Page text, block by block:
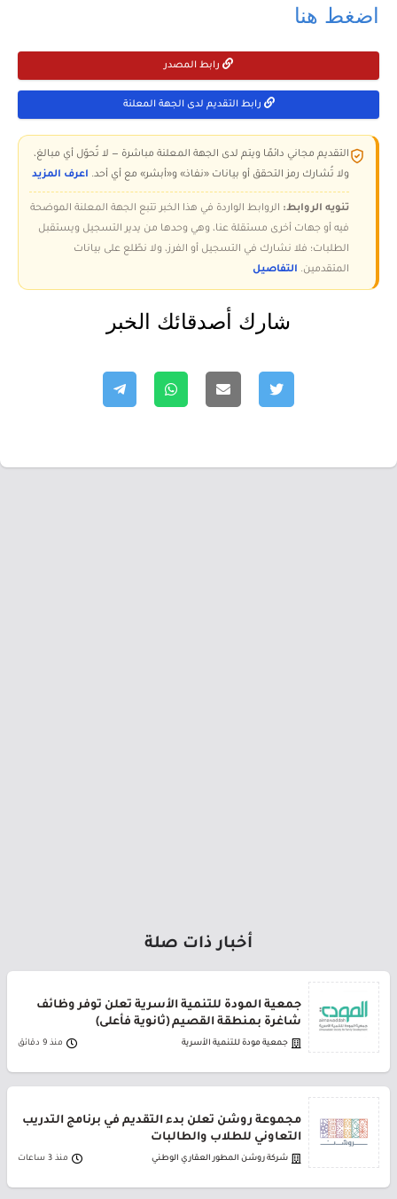
اضغط هنا
رابط المصدر
رابط التقديم لدى الجهة المعلنة
التقديم مجاني دائمًا ويتم لدى الجهة المعلنة مباشرة — لا تُحوّل أي مبالغ،
ولا تُشارك رمز التحقق أو بيانات «نفاذ» و«أبشر» مع أي أحد. اعرف المزيد
تنويه الروابط: الروابط الواردة في هذا الخبر تتبع الجهة المعلنة الموضحة
فيه أو جهات أخرى مستقلة عنا، وهي وحدها من يدير التسجيل ويستقبل
الطلبات؛ فلا نشارك في التسجيل أو الفرز، ولا نطّلع على بيانات
المتقدمين. التفاصيل
شارك أصدقائك الخبر
أخبار ذات صلة
جمعية المودة للتنمية الأسرية تعلن توفر وظائف
شاغرة بمنطقة القصيم (ثانوية فأعلى)
جمعية مودة للتنمية الأسرية منذ 9 دقائق
مجموعة روشن تعلن بدء التقديم في برنامج التدريب
التعاوني للطلاب والطالبات
شركة روشن المطور العقاري الوطني منذ 3 ساعات